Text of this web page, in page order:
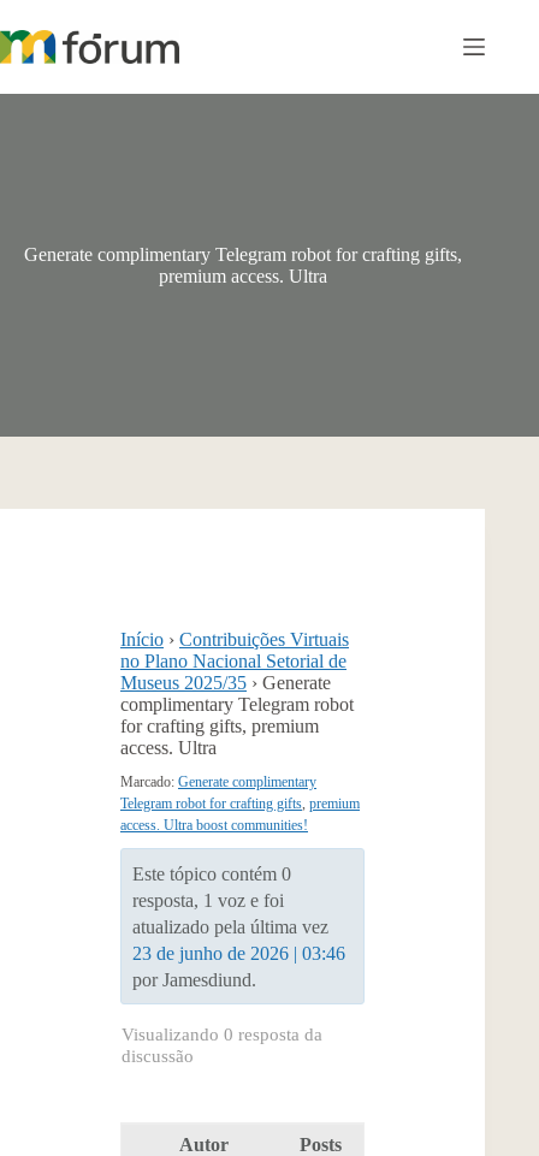
para
o
Generate complimentary Telegram robot for crafting gifts,
premium access. Ultra
Início › Contribuições Virtuais
no Plano Nacional Setorial de
Museus 2025/35 › Generate
complimentary Telegram robot
for crafting gifts, premium
access. Ultra
Marcado: Generate complimentary
Telegram robot for crafting gifts, premium
access. Ultra boost communities!
Este tópico contém 0
resposta, 1 voz e foi
atualizado pela última vez
23 de junho de 2026 | 03:46
por Jamesdiund.
Visualizando 0 resposta da
discussão
Autor Posts